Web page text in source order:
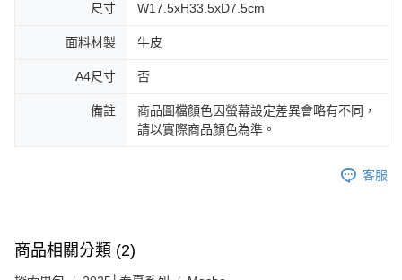
尺寸 W17.5xH33.5xD7.5cm
面料材製 牛皮
A4尺寸 否
備註
商品圖檔顏色因螢幕設定差異會略有不同，
請以實際商品顏色為準。
客服
商品相關分類 (2)